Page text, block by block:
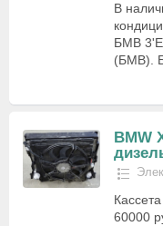
В
БМВ
(БМВ).
BMW
60000